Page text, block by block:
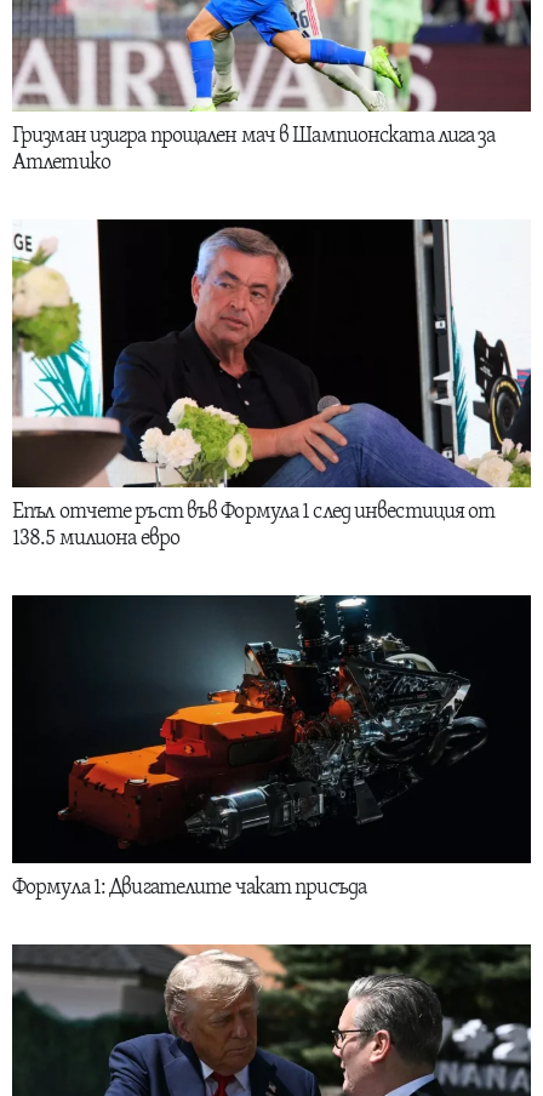
Гризман изигра прощален мач в Шампионската лига за
Атлетико
Епъл отчете ръст във Формула 1 след инвестиция от
138.5 милиона евро
Формула 1: Двигателите чакат присъда